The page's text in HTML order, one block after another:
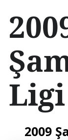
ç
e
r
ğ
e
l
2009